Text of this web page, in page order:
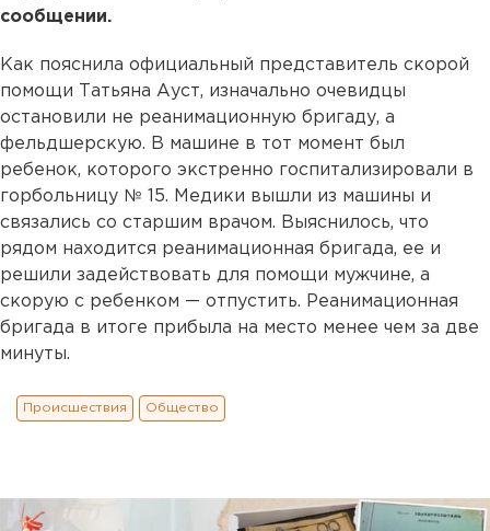
сообщении.
Как пояснила официальный представитель скорой
помощи Татьяна Ауст, изначально очевидцы
остановили не реанимационную бригаду, а
фельдшерскую. В машине в тот момент был
ребенок, которого экстренно госпитализировали в
горбольницу № 15. Медики вышли из машины и
связались со старшим врачом. Выяснилось, что
рядом находится реанимационная бригада, ее и
решили задействовать для помощи мужчине, а
скорую с ребенком — отпустить. Реанимационная
бригада в итоге прибыла на место менее чем за две
минуты.
Происшествия Общество